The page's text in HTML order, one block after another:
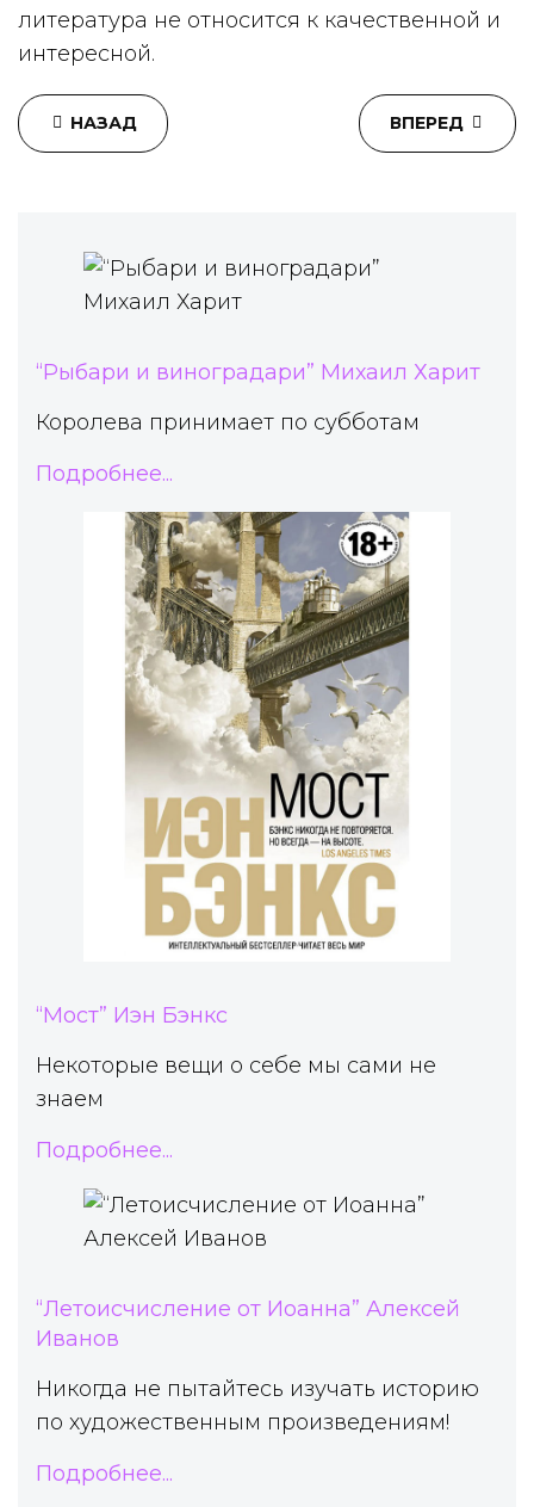
литература не относится к качественной и
интересной.
НАЗАД ВПЕРЕД
“Рыбари и виноградари” Михаил Харит
Королева принимает по субботам
Подробнее...
“Мост” Иэн Бэнкс
Некоторые вещи о себе мы сами не
знаем
Подробнее...
“Летоисчисление от Иоанна” Алексей
Иванов
Никогда не пытайтесь изучать историю
по художественным произведениям!
Подробнее...